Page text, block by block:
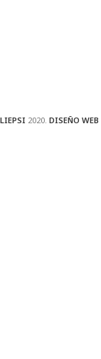
LIEPSI 2020. DISEÑO WEB